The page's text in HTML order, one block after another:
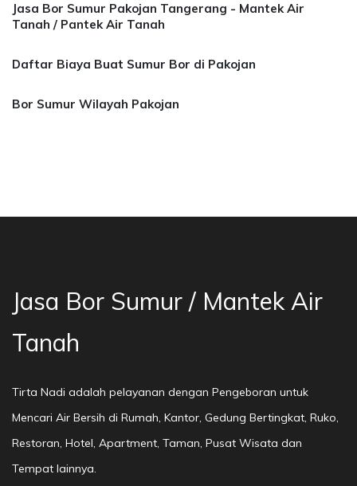
Jasa Bor Sumur Pakojan Tangerang - Mantek Air
Tanah / Pantek Air Tanah
Daftar Biaya Buat Sumur Bor di Pakojan
Bor Sumur Wilayah Pakojan
Jasa Bor Sumur / Mantek Air
Tanah
Tirta Nadi adalah pelayanan dengan Pengeboran untuk
Mencari Air Bersih di Rumah, Kantor, Gedung Bertingkat, Ruko,
Restoran, Hotel, Apartment, Taman, Pusat Wisata dan
Tempat lainnya.